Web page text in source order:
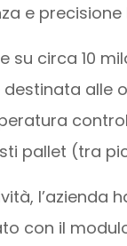
e
su circa 10
alle
pallet (tra
l’azienda
con il